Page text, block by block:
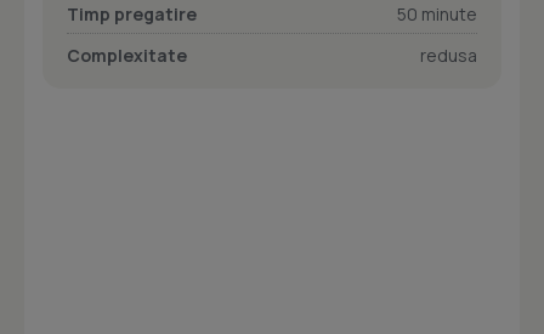
Timp pregatire
50 minute
Complexitate
redusa